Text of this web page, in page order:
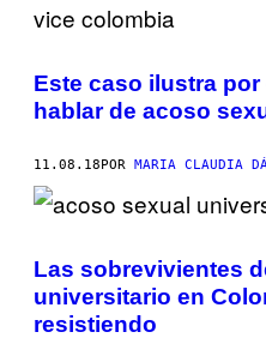
Este caso ilustra por
hablar de acoso
11.08.18POR MARIA CLAUDIA
Las sobrevivientes
universitario en
resistiendo